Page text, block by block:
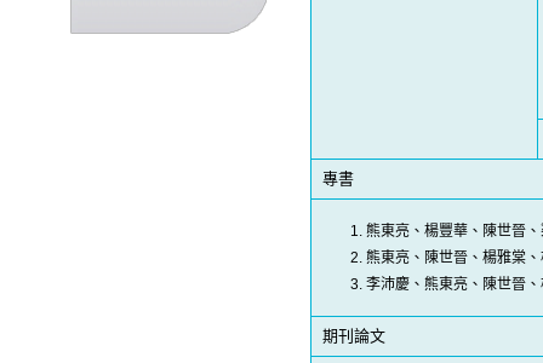
專書
熊東亮、楊豐華、陳世晉
熊東亮、陳世晉、楊雅棠
李沛慶、熊東亮、陳世晉
期刊論文